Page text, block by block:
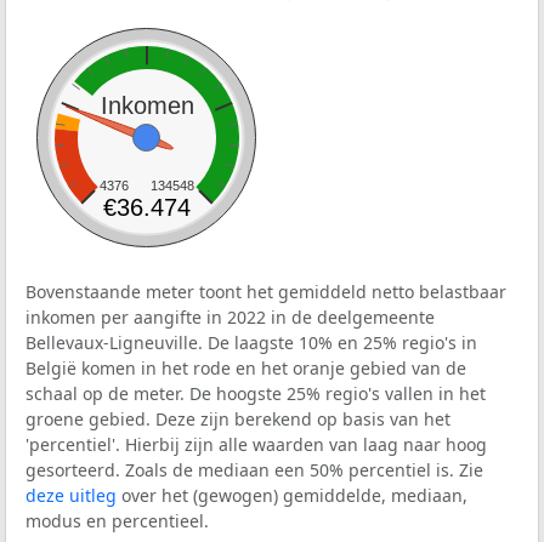
Inkomen
4376 134548
€36.474
Bovenstaande meter toont het gemiddeld netto belastbaar
inkomen per aangifte in 2022 in de deelgemeente
Bellevaux-Ligneuville. De laagste 10% en 25% regio's in
België komen in het rode en het oranje gebied van de
schaal op de meter. De hoogste 25% regio's vallen in het
groene gebied. Deze zijn berekend op basis van het
'percentiel'. Hierbij zijn alle waarden van laag naar hoog
gesorteerd. Zoals de mediaan een 50% percentiel is. Zie
deze uitleg over het (gewogen) gemiddelde, mediaan,
modus en percentieel.